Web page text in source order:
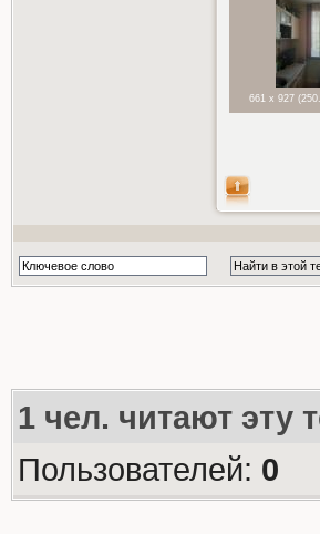
661 x 927
1чел. читают эту
Пользователей: 0